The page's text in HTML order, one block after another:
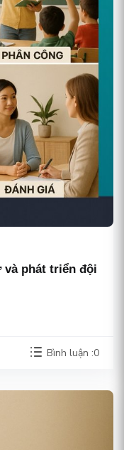
và phát triển đội
Bình luận :0